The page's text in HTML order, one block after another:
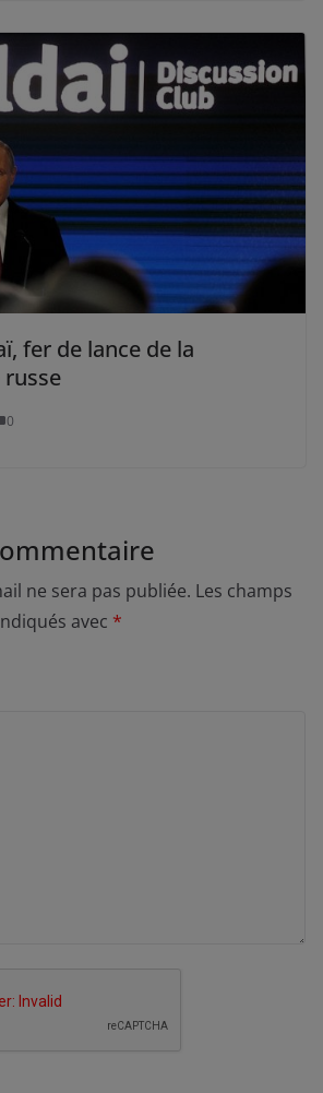
fer de lance de la
0
ne sera pas publiée. Les champs
avec *